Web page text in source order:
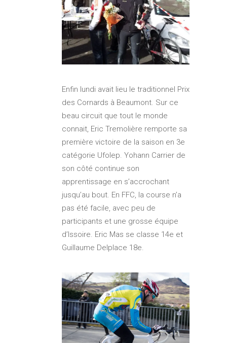
Enfin lundi avait lieu le traditionnel Prix
des Cornards à Beaumont. Sur ce
beau circuit que tout le monde
connait, Eric Tremolière remporte sa
première victoire de la saison en 3e
catégorie Ufolep. Yohann Carrier de
son côté continue son
apprentissage en s’accrochant
jusqu’au bout. En FFC, la course n’a
pas été facile, avec peu de
participants et une grosse équipe
d’Issoire. Eric Mas se classe 14e et
Guillaume Delplace 18e.